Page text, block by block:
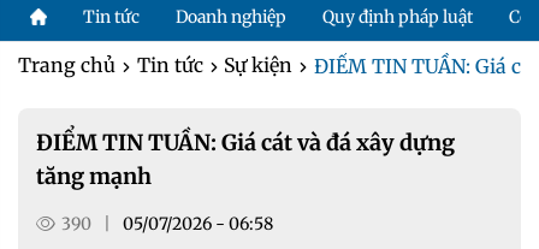
Tin tức Doanh nghiệp Quy định pháp luật
Trang chủ Tin tức Sự kiện ĐIỂM TIN TUẦN: Giá
ĐIỂM TIN TUẦN: Giá cát và đá xây dựng
tăng mạnh
390 05/07/2026 - 06:58